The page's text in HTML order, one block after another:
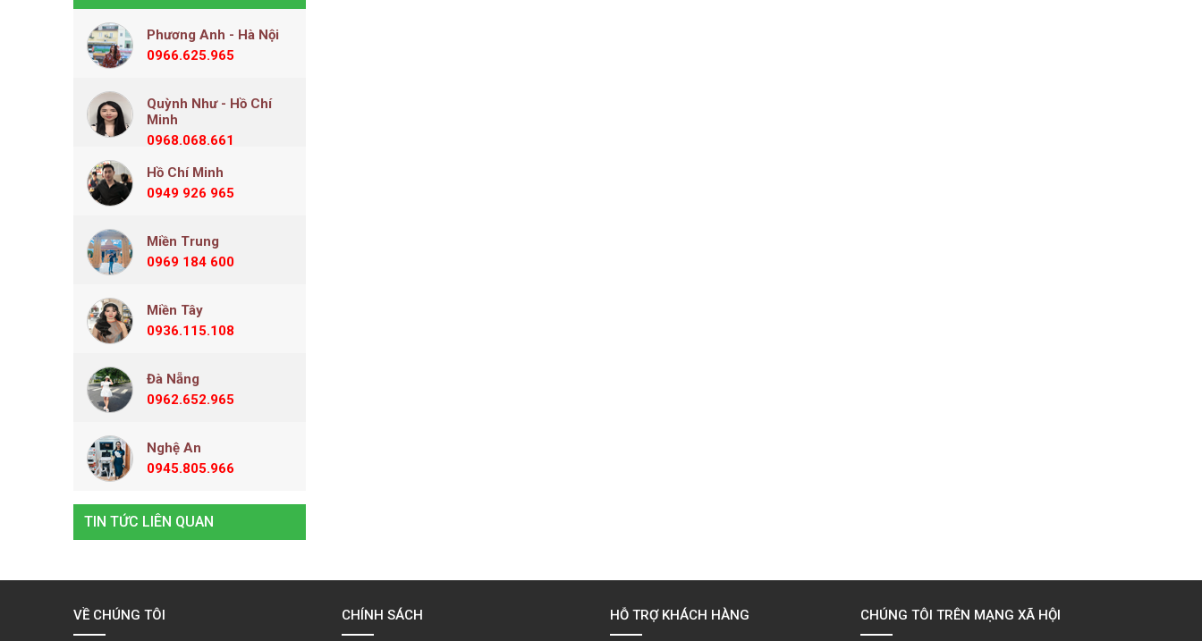
Phương Anh - Hà Nội
0966.625.965
Quỳnh Như - Hồ Chí
Minh
0968.068.661
Hồ Chí Minh
0949 926 965
Miền Trung
0969 184 600
Miền Tây
0936.115.108
Đà Nẵng
0962.652.965
Nghệ An
0945.805.966
TIN TỨC LIÊN QUAN
CHÚNG TÔI TRÊN MẠNG XÃ HỘI
VỀ CHÚNG TÔI CHÍNH SÁCH HỖ TRỢ KHÁCH HÀNG